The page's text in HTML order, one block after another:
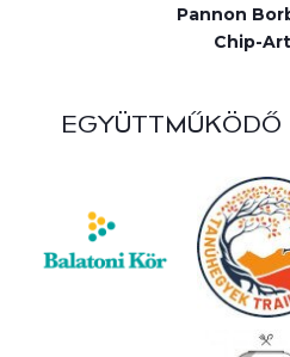
Pannon
Chip-